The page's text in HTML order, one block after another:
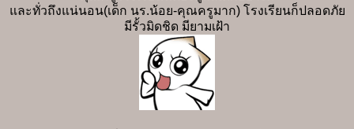
และทั่วถึงแน่นอน(เด็ก นร.น้อย-คุณครูมาก) โรงเรียนก็ปลอดภัย
มีรั้วมิดชิด มียามเฝ้า